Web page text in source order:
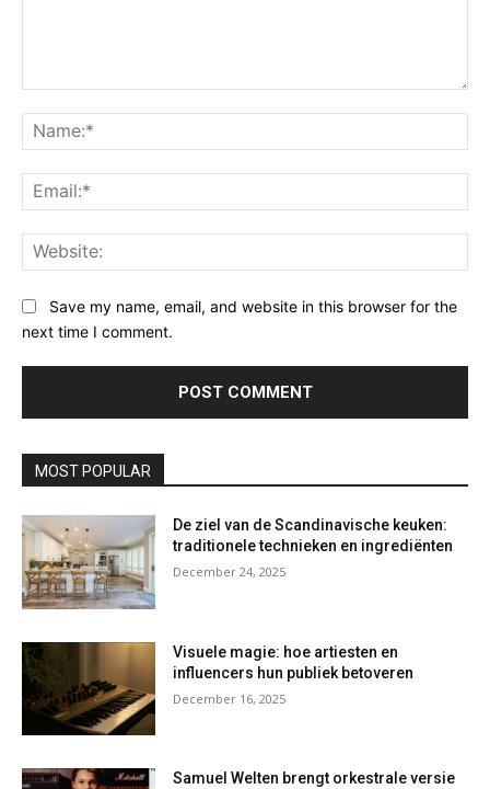
Save my name, email, and website in this browser for the
next time I comment.
MOST POPULAR
De ziel van de Scandinavische keuken:
traditionele technieken en ingrediënten
December 24, 2025
Visuele magie: hoe artiesten en
influencers hun publiek betoveren
December 16, 2025
Samuel Welten brengt orkestrale versie